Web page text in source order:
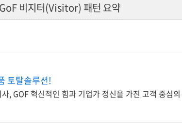
GoF 비지터(Visitor) 패턴 요약
토탈솔루션!
, GOF 혁신적인 힘과 기업가 정신을 가진 고객 중심